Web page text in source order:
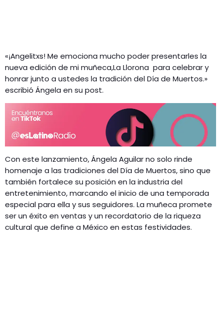
«¡Angelitxs! Me emociona mucho poder presentarles la
nueva edición de mi muñeca,La Llorona para celebrar y
honrar junto a ustedes la tradición del Día de Muertos.»
escribió Ángela en su post.
Con este lanzamiento, Ángela Aguilar no solo rinde
homenaje a las tradiciones del Día de Muertos, sino que
también fortalece su posición en la industria del
entretenimiento, marcando el inicio de una temporada
especial para ella y sus seguidores. La muñeca promete
ser un éxito en ventas y un recordatorio de la riqueza
cultural que define a México en estas festividades.